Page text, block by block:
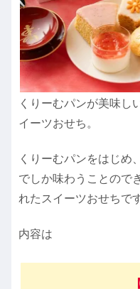
くりーむパンが美味し
イーツおせち。
くりーむパンをはじめ
でしか味わうことので
れたスイーツおせちで
内容は